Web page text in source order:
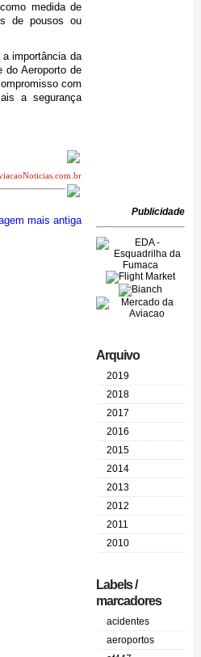
medida de
de pousos ou
importância da
do Aeroporto de
com
a segurança
mais antiga
Publicidade
Arquivo
2019
2018
2017
2016
2015
2014
2013
2012
2011
2010
Labels /
marcadores
acidentes
aeroportos